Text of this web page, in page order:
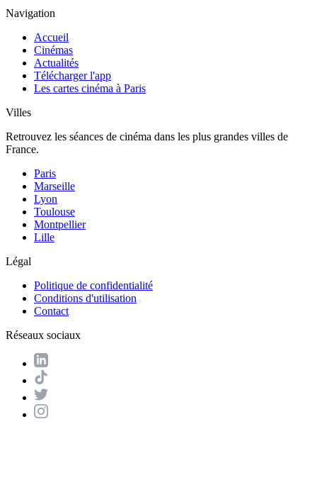
Navigation
Accueil
Cinémas
Actualités
Télécharger l'app
Les cartes cinéma à Paris
Villes
Retrouvez les séances de cinéma dans les plus grandes villes de
France.
Paris
Marseille
Lyon
Toulouse
Montpellier
Lille
Légal
Politique de confidentialité
Conditions d'utilisation
Contact
Réseaux sociaux